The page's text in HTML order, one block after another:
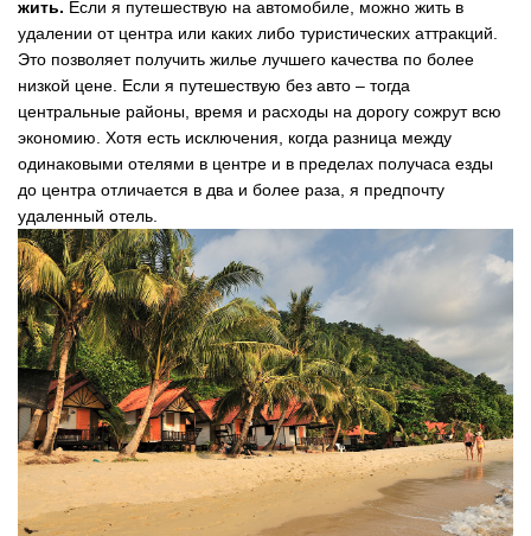
жить. Если я путешествую на автомобиле, можно жить в
удалении от центра или каких либо туристических аттракций.
Это позволяет получить жилье лучшего качества по более
низкой цене. Если я путешествую без авто – тогда
центральные районы, время и расходы на дорогу сожрут всю
экономию. Хотя есть исключения, когда разница между
одинаковыми отелями в центре и в пределах получаса езды
до центра отличается в два и более раза, я предпочту
удаленный отель.